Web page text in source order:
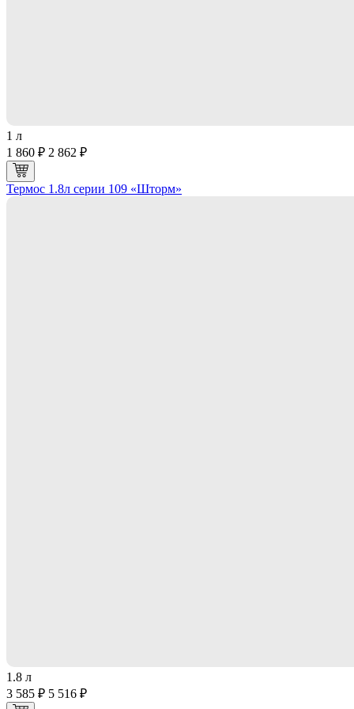
1 л
1 860 ₽ 2 862 ₽
Термос 1.8л серии 109 «Шторм»
1.8 л
3 585 ₽ 5 516 ₽